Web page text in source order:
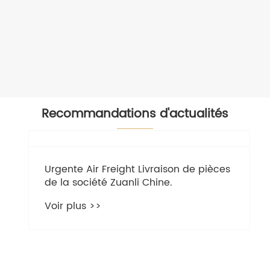
Recommandations d'actualités